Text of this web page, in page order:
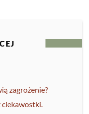
zagrożenie?
ciekawostki.